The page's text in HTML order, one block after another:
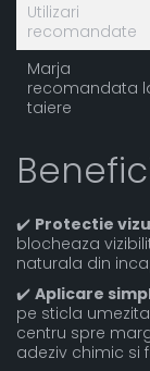
Utilizari
recomandate
Marja
recomandata
taiere
✔️ Protectie
blocheaza
naturala din
✔️ Aplicare
pe sticla
centru spre
adeziv chimic si